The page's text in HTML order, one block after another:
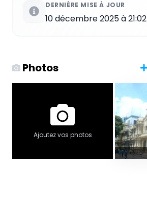
DERNIÈRE MISE À JOUR
10 décembre 2025 à 21:02
Photos
Ajoutez vos photos